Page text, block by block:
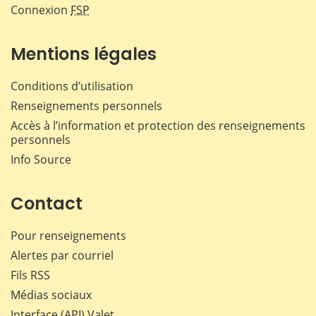
Connexion FSP
Mentions légales
Conditions d’utilisation
Renseignements personnels
Accès à l’information et protection des renseignements
personnels
Info Source
Contact
Pour renseignements
Alertes par courriel
Fils RSS
Médias sociaux